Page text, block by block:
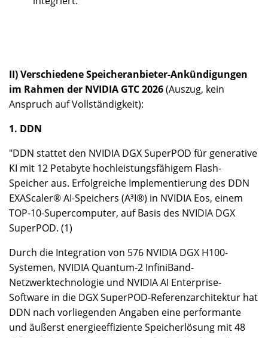
II) Verschiedene Speicheranbieter-Ankündigungen
im Rahmen der NVIDIA GTC 2026(Auszug, kein
Anspruch auf Vollständigkeit):
1. DDN
"DDN stattet den NVIDIA DGX SuperPOD für generative
KI mit 12 Petabyte hochleistungsfähigem Flash-
Speicher aus. Erfolgreiche Implementierung des DDN
EXAScaler® AI-Speichers (A³I®) in NVIDIA Eos, einem
TOP-10-Supercomputer, auf Basis des NVIDIA DGX
SuperPOD. (1)
Durch die Integration von 576 NVIDIA DGX H100-
Systemen, NVIDIA Quantum-2 InfiniBand-
Netzwerktechnologie und NVIDIA AI Enterprise-
Software in die DGX SuperPOD-Referenzarchitektur hat
DDN nach vorliegenden Angaben eine performante
und äußerst energieeffiziente Speicherlösung mit 48